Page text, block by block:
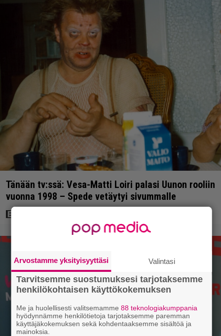
Tänään tv:ssä: Vesa-Matti Loiri palasi Uunon rooliin
vuonna 1998 – Spede vetäytyi sivummalle
Arvostamme yksityisyyttäsi Valintasi
Tarvitsemme suostumuksesi tarjotaksemme
henkilökohtaisen käyttökokemuksen
Me ja huolellisesti valitsemamme 88 teknologiakumppania
hyödynnämme henkilötietoja tarjotaksemme paremman
käyttäjäkokemuksen sekä kohdentaaksemme sisältöä ja
mainoksia.